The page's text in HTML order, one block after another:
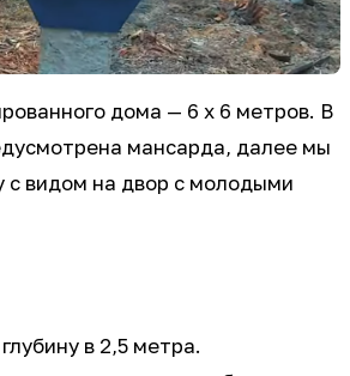
дома — 6 х 6 метров. В
мансарда, далее мы
с видом на двор с молодыми
в 2,5 метра.